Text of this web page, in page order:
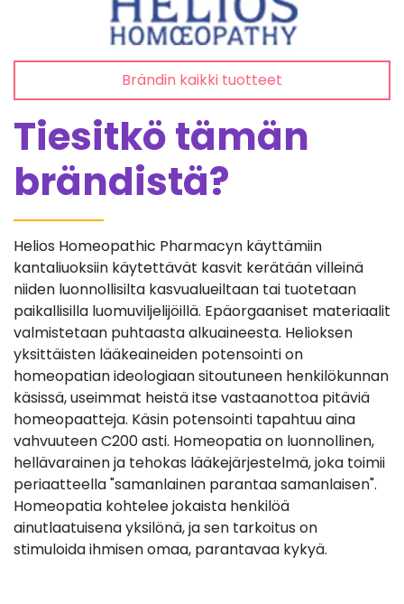
Brändin kaikki tuotteet
Tiesitkö tämän
brändistä?
Helios Homeopathic Pharmacyn käyttämiin
kantaliuoksiin käytettävät kasvit kerätään villeinä
niiden luonnollisilta kasvualueiltaan tai tuotetaan
paikallisilla luomuviljelijöillä. Epäorgaaniset materiaalit
valmistetaan puhtaasta alkuaineesta. Helioksen
yksittäisten lääkeaineiden potensointi on
homeopatian ideologiaan sitoutuneen henkilökunnan
käsissä, useimmat heistä itse vastaanottoa pitäviä
homeopaatteja. Käsin potensointi tapahtuu aina
vahvuuteen C200 asti. Homeopatia on luonnollinen,
hellävarainen ja tehokas lääkejärjestelmä, joka toimii
periaatteella "samanlainen parantaa samanlaisen".
Homeopatia kohtelee jokaista henkilöä
ainutlaatuisena yksilönä, ja sen tarkoitus on
stimuloida ihmisen omaa, parantavaa kykyä.